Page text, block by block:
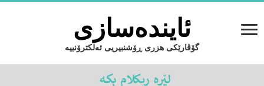
ئایندەسازى
گۆڤارێکی هزری ڕۆشنبیریی ئەلکترۆنییە